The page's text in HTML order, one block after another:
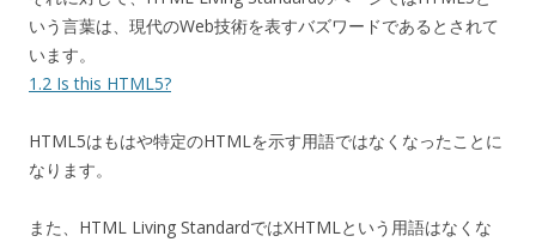
いう言葉は、現代のWeb技術を表すバズワードであるとされて
います。
1.2 Is this HTML5?
HTML5はもはや特定のHTMLを示す用語ではなくなったことに
なります。
また、HTML Living StandardではXHTMLという用語はなくな